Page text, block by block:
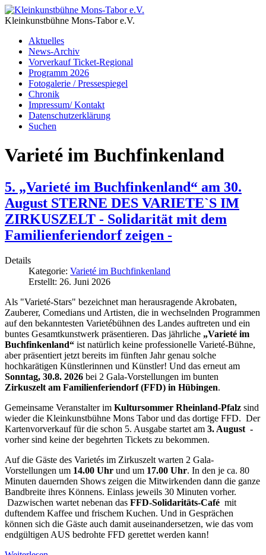
Kleinkunstbühne Mons-Tabor e.V.
Aktuelles
News-Archiv
Vorverkauf Ticket-Regional
Programm 2026
Fotogalerie / Pressespiegel
Chronik
Impressum/ Kontakt
Datenschutzerklärung
Suchen
Varieté im Buchfinkenland
5. „Varieté im Buchfinkenland“ am 30.
August STERNE DES VARIETE`S IM
ZIRKUSZELT - Solidarität mit dem
Familienferiendorf zeigen -
Details
Kategorie: Varieté im Buchfinkenland
Erstellt: 26. Juni 2026
Als "Varieté-Stars" bezeichnet man herausragende Akrobaten,
Zauberer, Comedians und Artisten, die in wechselnden Programmen
auf den bekanntesten Varietébühnen des Landes auftreten und ein
buntes Gesamtkunstwerk präsentieren. Das jährliche „Varieté im
Buchfinkenland“ ist natürlich keine professionelle Varieté-Bühne,
aber präsentiert jetzt bereits im fünften Jahr genau solche
hochkarätigen Künstlerinnen und Künstler! Und das erneut am
Sonntag, 30.8. 2026 bei 2 Gala-Vorstellungen im bunten
Zirkuszelt am Familienferiendorf (FFD) in Hübingen.
Gemeinsame Veranstalter im Kultursommer Rheinland-Pfalz sind
wieder die Kleinkunstbühne Mons Tabor und das dortige FFD. Der
Kartenvorverkauf für die schon 5. Ausgabe startet am 3. August -
vorher sind keine der begehrten Tickets zu bekommen.
Auf die Gäste des Varietés im Zirkuszelt warten 2 Gala-
Vorstellungen um 14.00 Uhr und um 17.00 Uhr. In den je ca. 80
Minuten dauernden Shows zeigen die Mitwirkenden dann die ganze
Bandbreite ihres Könnens. Einlass jeweils 30 Minuten vorher.
Dazwischen wartet nebenan das FFD-Solidaritäts-Café mit
duftendem Kaffee und frischem Kuchen. Und in Gesprächen
können sich die Gäste auch damit auseinandersetzen, wie das vom
endgültigen AUS bedrohte FFD gerettet werden kann!